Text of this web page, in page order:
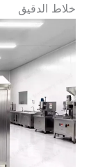
خلاط الدقيق